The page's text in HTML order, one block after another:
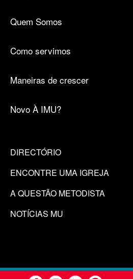
Quem Somos
Como servimos
Maneiras de crescer
Novo À IMU?
DIRECTÓRIO
ENCONTRE UMA IGREJA
A QUESTÃO METODISTA
NOTÍCIAS MU